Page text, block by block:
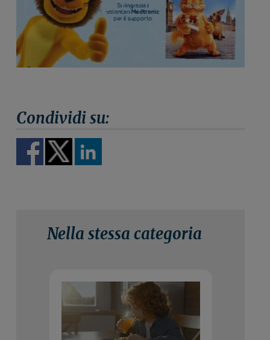
Nella stessa categoria
29 Luglio 2026